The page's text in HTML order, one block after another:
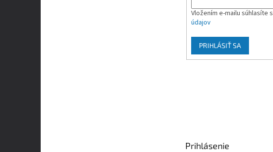
Vložením e-mailu súhlasíte s
údajov
PRIHLÁSIŤ SA
Prihlásenie